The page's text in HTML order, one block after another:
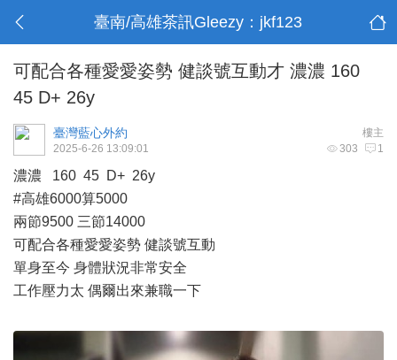
臺南/高雄茶訊Gleezy：jkf123
可配合各種愛愛姿勢 健談號互動才 濃濃 160
45 D+ 26y
樓主
臺灣藍心外約
303 1
2025-6-26 13:09:01
濃濃 160 45 D+ 26y
#高雄6000算5000
兩節9500 三節14000
可配合各種愛愛姿勢 健談號互動
單身至今 身體狀況非常安全
工作壓力太 偶爾出來兼職一下